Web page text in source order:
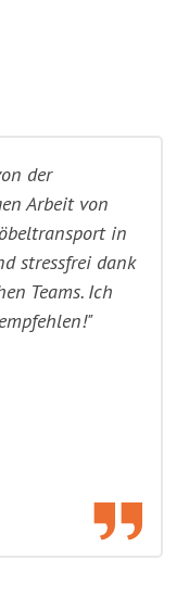
der
Arbeit von
in
stressfrei dank
Teams. Ich